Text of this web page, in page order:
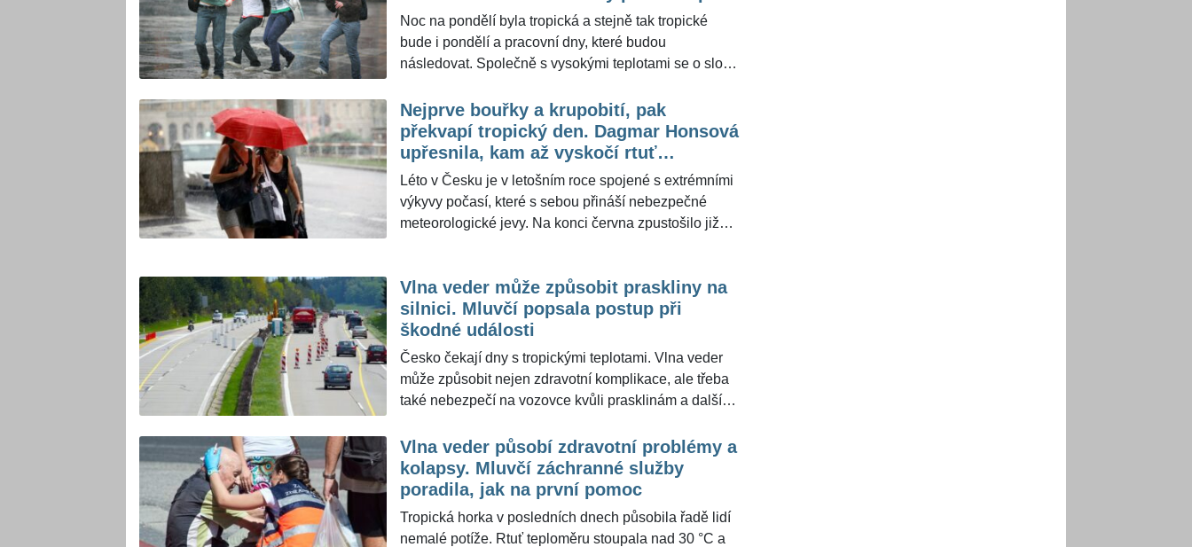
ŽivotvČesku.cz meteoroložka Dagmar Honsová.
Noc na pondělí byla tropická a stejně tak tropické
bude i pondělí a pracovní dny, které budou
následovat. Společně s vysokými teplotami se o slovo
celým týdnem včetně soboty a neděle. "Pokles teplot
vzduchu přinese víkend," nastínila pro ŽivotvČesku.cz
meteoroložka Dagmar Honsová.
Nejprve bouřky a krupobití, pak
překvapí tropický den. Dagmar Honsová
upřesnila, kam až vyskočí rtuť
teploměru
Léto v Česku je v letošním roce spojené s extrémními
výkyvy počasí, které s sebou přináší nebezpečné
meteorologické jevy. Na konci června zpustošilo jižní
povodní. I v tomto týdnu dojde na vysoké teploty, které
mohou být jejich příčinou. Podle meteoroložky
Dagmar Honsové bude tropickým dnem čtvrtek. "
Odpolední teploty se budou pohybovat mezi 24 až 28
°C, na Moravě a ve Slezsku dojde až na 32 °C. Slabý
proměnlivý vítr, v bouřkách zesílí," řekla pro
Vlna veder může způsobit praskliny na
silnici. Mluvčí popsala postup při
škodné události
Česko čekají dny s tropickými teplotami. Vlna veder
může způsobit nejen zdravotní komplikace, ale třeba
také nebezpečí na vozovce kvůli prasklinám a dalším
žár se může podepsat na starých betonových
površích, které mohou popraskat. Není to žádná
česká specialita, potýkají se s tím třeba i v Německu,"
řekla mluvčí Ředitelství silnic a dálnic České
republiky pro ŽivotvČesku.cz.
Vlna veder působí zdravotní problémy a
kolapsy. Mluvčí záchranné služby
poradila, jak na první pomoc
Tropická horka v posledních dnech působila řadě lidí
nemalé potíže. Rtuť teploměru stoupala nad 30 °C a